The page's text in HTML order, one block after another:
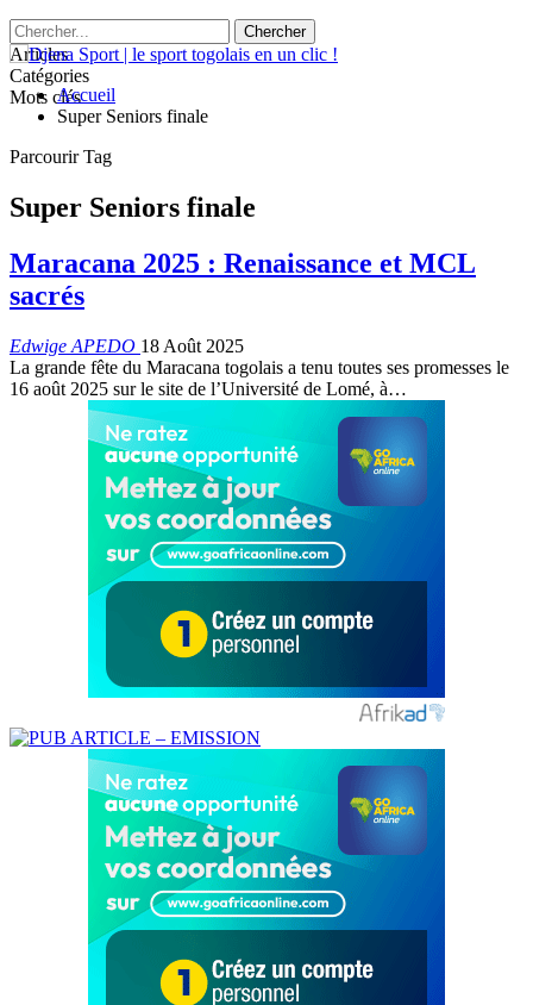
Articles
Catégories
Mots clésAccueil
Super Seniors finale
Parcourir Tag
Super Seniors finale
Maracana 2025 : Renaissance et MCL
sacrés
Edwige APEDO 18 Août 2025
La grande fête du Maracana togolais a tenu toutes ses promesses le
16 août 2025 sur le site de l’Université de Lomé, à…